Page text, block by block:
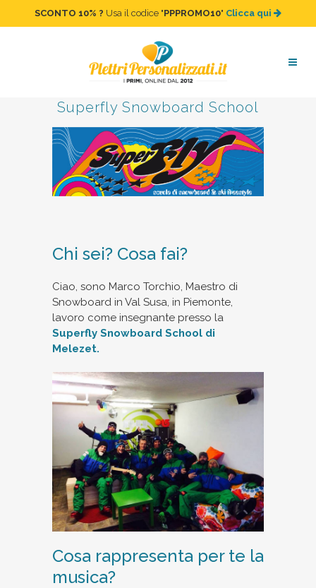
SCONTO 10% ? Usa il codice "PPPROMO10" Clicca qui
Intervista a Marco Torchio di
Superfly Snowboard School
Chi sei? Cosa fai?
Ciao, sono Marco Torchio, Maestro di
Snowboard in Val Susa, in Piemonte,
lavoro come insegnante presso la
Superfly Snowboard School di
Melezet.
Cosa rappresenta per te la
musica?